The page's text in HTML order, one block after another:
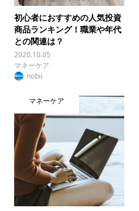
初心者におすすめの人気投資
商品ランキング！職業や年代
との関連は？
2020.10.05
マネーケア
nobii
マネーケア